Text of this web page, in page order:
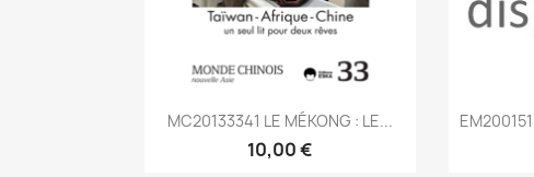
Aperçu rapide
MC20133341 LE MÉKONG : LE...
10,00 €
